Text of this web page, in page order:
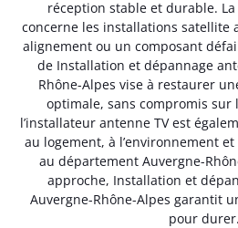
réception stable et durable.
concerne les installations satellite
alignement ou un composant
de Installation et dépannage
Rhône-Alpes vise à restaurer
optimale, sans compromis sur
l’installateur antenne TV est
au logement, à l’environnement
au département Auvergne-
approche, Installation et
Auvergne-Rhône-Alpes garantit
pour durer.